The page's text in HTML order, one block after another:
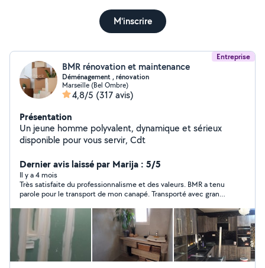
M'inscrire
Entreprise
BMR rénovation et maintenance
Déménagement , rénovation
Marseille (Bel Ombre)
4,8/5 (317 avis)
Présentation
Un jeune homme polyvalent, dynamique et sérieux
disponible pour vous servir, Cdt
Dernier avis laissé par Marija : 5/5
Il y a 4 mois
Très satisfaite du professionnalisme et des valeurs. BMR a tenu
parole pour le transport de mon canapé. Transporté avec grand
hésiter. Grand merci à vous.